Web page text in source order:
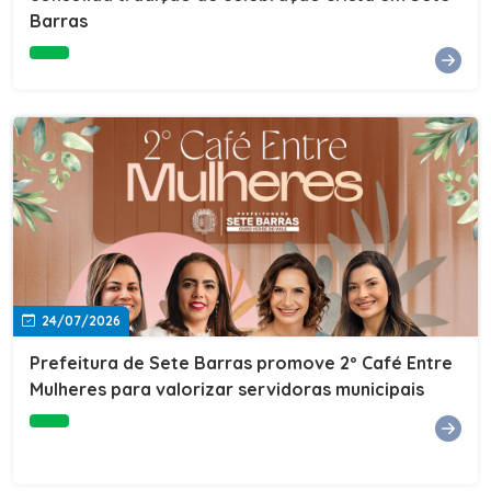
Paróquia São João Batista) – Centro – Sete
Barras
24/07/2026
Prefeitura de Sete Barras promove 2º Café Entre
Mulheres para valorizar servidoras municipais